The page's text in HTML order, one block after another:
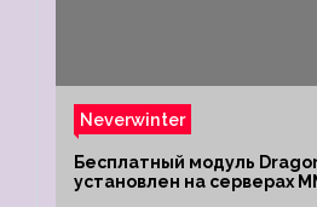
Neverwinter
Бесплатный модуль
установлен на серверах